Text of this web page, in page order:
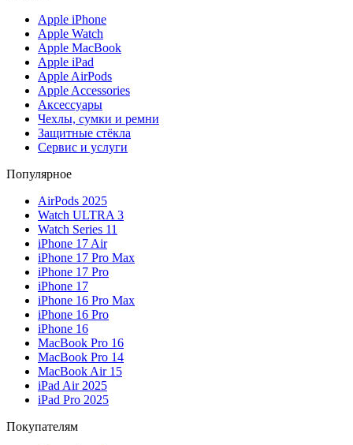
Apple iPhone
Apple Watch
Apple MacBook
Apple iPad
Apple AirPods
Apple Accessories
Аксессуары
Чехлы, сумки и ремни
Защитные стёкла
Сервис и услуги
Популярное
AirPods 2025
Watch ULTRA 3
Watch Series 11
iPhone 17 Air
iPhone 17 Pro Max
iPhone 17 Pro
iPhone 17
iPhone 16 Pro Max
iPhone 16 Pro
iPhone 16
MacBook Pro 16
MacBook Pro 14
MacBook Air 15
iPad Air 2025
iPad Pro 2025
Покупателям